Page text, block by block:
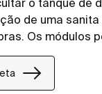
o tanque de
de uma sanita
Os módulos
e configurar cada
Adapte-o ao